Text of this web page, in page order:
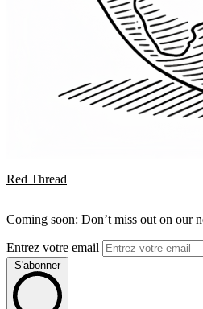
Red Thread
Coming soon: Don’t miss out on our
Entrez votre email
S'abonner